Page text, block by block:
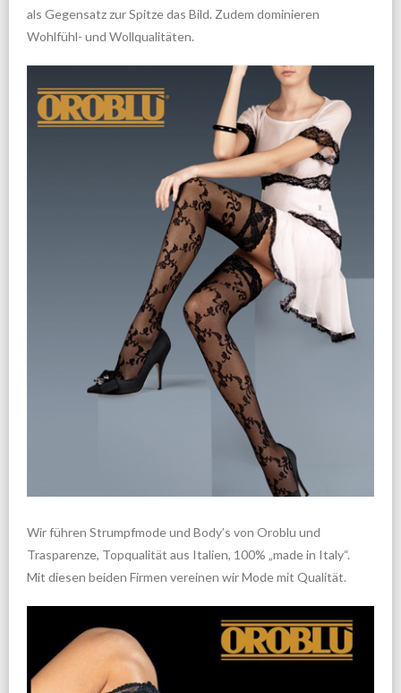
als Gegensatz zur Spitze das Bild. Zudem dominieren
Wohlfühl- und Wollqualitäten.
Wir führen Strumpfmode und Body’s von Oroblu und
Trasparenze, Topqualität aus Italien, 100% „made in Italy“.
Mit diesen beiden Firmen vereinen wir Mode mit Qualität.